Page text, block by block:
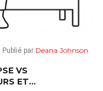
Publié par Deana Johnson
VS
ET